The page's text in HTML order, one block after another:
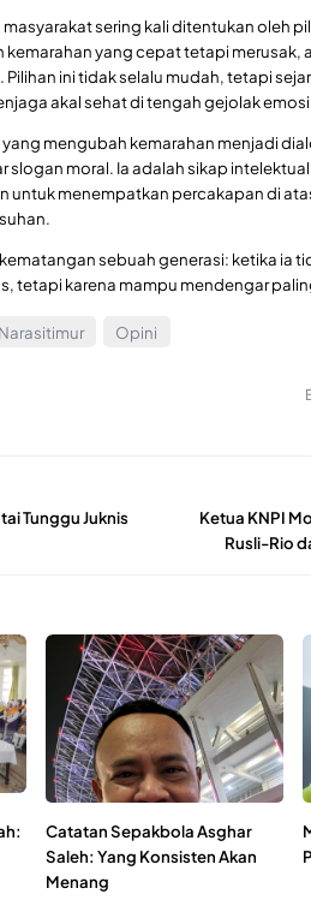
sering kali ditentukan oleh
kemarahan yang cepat tetapi merusak,
ini tidak selalu mudah, tetapi
akal sehat di tengah gejolak
mengubah kemarahan menjadi
slogan moral. Ia adalah sikap
untuk menempatkan percakapan di
sebuah generasi: ketika ia
tetapi karena mampu mendengar
Narasitimur Opini
Tunggu Juknis
Ketua KNPI
Rusli-Rio
Catatan Sepakbola Asghar
Saleh: Yang Konsisten Akan
Menang